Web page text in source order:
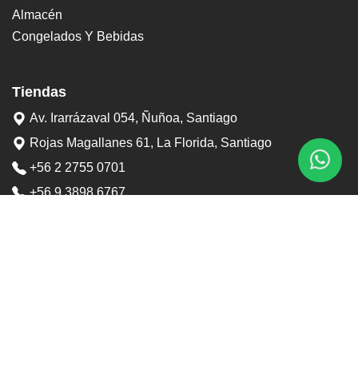
Almacén
Congelados Y Bebidas
Tiendas
Av. Irarrázaval 054, Ñuñoa, Santiago
Rojas Magallanes 61, La Florida, Santiago
+56 2 2755 0701
+56 9 3898 6767